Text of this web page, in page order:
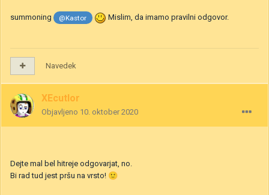
summoning @Kastor Mislim, da imamo pravilni odgovor.
Navedek
XEcutIor
Objavljeno 10. oktober 2020
Dejte mal bel hitreje odgovarjat, no.
Bi rad tud jest pršu na vrsto! 🙂